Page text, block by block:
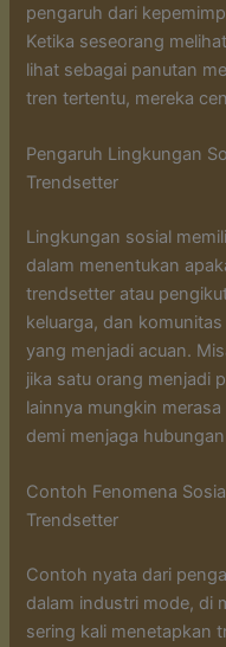
pengaruh dari
Ketika seseorang
lihat sebagai panutan
tren tertentu, mereka
Pengaruh Lingkungan
Trendsetter
Lingkungan sosial
dalam menentukan
trendsetter atau
keluarga, dan
yang menjadi acuan.
jika satu orang menjadi
lainnya mungkin
demi menjaga
Contoh Fenomena
Trendsetter
Contoh nyata dari
dalam industri mode, di
sering kali menetapkan